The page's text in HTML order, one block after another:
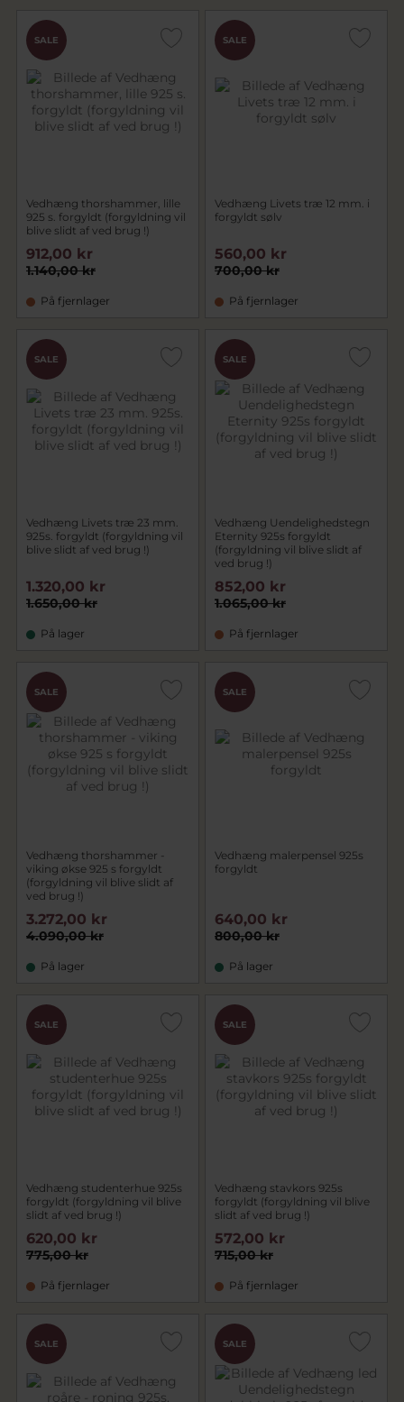
SALE
Vedhæng thorshammer, lille
925 s. forgyldt (forgyldning vil
blive slidt af ved brug !)
1.140,00 kr
912,00 kr
På fjernlager
SALE
Vedhæng Livets træ 12 mm. i
forgyldt sølv
700,00 kr
560,00 kr
På fjernlager
SALE
Vedhæng Livets træ 23 mm.
925s. forgyldt (forgyldning vil
blive slidt af ved brug !)
1.650,00 kr
1.320,00 kr
På lager
SALE
Vedhæng Uendelighedstegn
Eternity 925s forgyldt
(forgyldning vil blive slidt af
ved brug !)
1.065,00 kr
852,00 kr
På fjernlager
SALE
Vedhæng thorshammer -
viking økse 925 s forgyldt
(forgyldning vil blive slidt af
ved brug !)
4.090,00 kr
3.272,00 kr
På lager
SALE
Vedhæng malerpensel 925s
forgyldt
800,00 kr
640,00 kr
På lager
SALE
Vedhæng studenterhue 925s
forgyldt (forgyldning vil blive
slidt af ved brug !)
775,00 kr
620,00 kr
På fjernlager
SALE
Vedhæng stavkors 925s
forgyldt (forgyldning vil blive
slidt af ved brug !)
715,00 kr
572,00 kr
På fjernlager
SALE SALE